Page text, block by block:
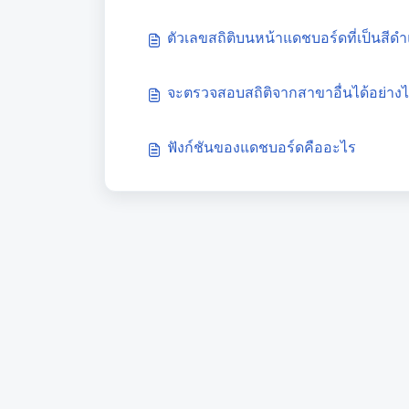
ตัวเลขสถิติบนหน้าแดชบอร์ดที่เป็นสีด
จะตรวจสอบสถิติจากสาขาอื่นได้อย่าง
ฟังก์ชันของแดชบอร์ดคืออะไร